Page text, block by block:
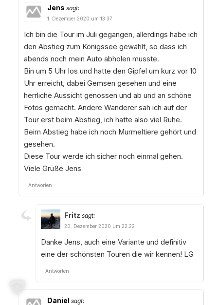
Jens sagt:
1. Dezember 2020 um 13:37
Ich bin die Tour im Juli gegangen, allerdings habe ich
den Abstieg zum Königssee gewählt, so dass ich
abends noch mein Auto abholen musste.
Bin um 5 Uhr los und hatte den Gipfel um kurz vor 10
Uhr erreicht, dabei Gemsen gesehen und eine
herrliche Aussicht genossen und ab und an schöne
Fotos gemacht. Andere Wanderer sah ich auf der
Tour erst beim Abstieg, ich hatte also viel Ruhe.
Beim Abstieg habe ich noch Murmeltiere gehört und
gesehen.
Diese Tour werde ich sicher noch einmal gehen.
Viele Grüße Jens
Antworten
Fritz sagt:
20. Dezember 2020 um 22:22
Danke Jens, auch eine Variante und definitiv
eine der schönsten Touren die wir kennen! LG
Antworten
Daniel sagt: